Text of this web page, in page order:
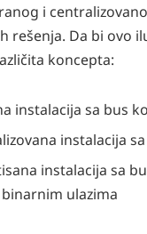
i
rešenja. Da bi ovo
koncepta:
instalacija sa bus
instalacija
instalacija sa
ulazima